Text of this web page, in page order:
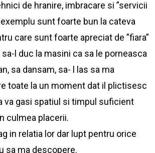
de hranire, imbracare si ”servicii
sunt foarte bun la cateva
care sunt foarte apreciat de ”fiara”
sa-l duc la masini ca sa le porneasca
sa dansam, sa- l las sa ma
toate la un moment dat il plictisesc
va gasi spatiul si timpul suficient
culmea placerii.
in relatia lor dar lupt pentru orice
sa ma descopere.